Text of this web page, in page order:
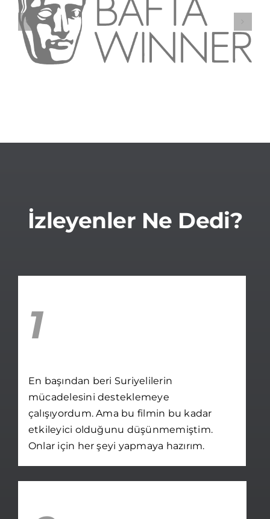
İzleyenler Ne Dedi?
1
En başından beri Suriyelilerin
mücadelesini desteklemeye
çalışıyordum. Ama bu filmin bu kadar
etkileyici olduğunu düşünmemiştim.
Onlar için her şeyi yapmaya hazırım.